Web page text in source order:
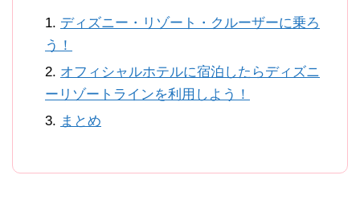
ディズニー・リゾート・クルーザーに乗ろ
う！
オフィシャルホテルに宿泊したらディズニ
ーリゾートラインを利用しよう！
まとめ